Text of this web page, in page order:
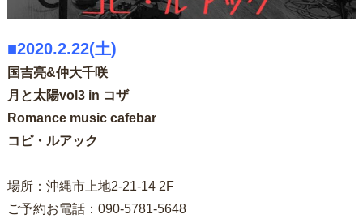
■2020.2.22(土)
国吉亮&仲大千咲
月と太陽vol3 in コザ
Romance music cafebar
コピ・ルアック
場所：沖縄市上地2-21-14 2F
ご予約お電話：090-5781-5648